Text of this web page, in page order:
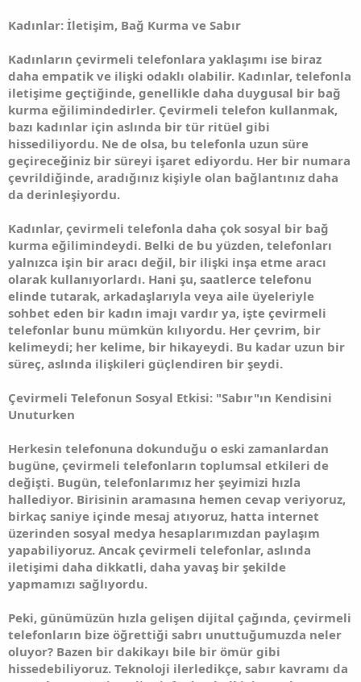
Kadınlar: İletişim, Bağ Kurma ve Sabır
Kadınların çevirmeli telefonlara yaklaşımı ise biraz
daha empatik ve ilişki odaklı olabilir. Kadınlar, telefonla
iletişime geçtiğinde, genellikle daha duygusal bir bağ
kurma eğilimindedirler. Çevirmeli telefon kullanmak,
bazı kadınlar için aslında bir tür ritüel gibi
hissediliyordu. Ne de olsa, bu telefonla uzun süre
geçireceğiniz bir süreyi işaret ediyordu. Her bir numara
çevrildiğinde, aradığınız kişiyle olan bağlantınız daha
da derinleşiyordu.
Kadınlar, çevirmeli telefonla daha çok sosyal bir bağ
kurma eğilimindeydi. Belki de bu yüzden, telefonları
yalnızca işin bir aracı değil, bir ilişki inşa etme aracı
olarak kullanıyorlardı. Hani şu, saatlerce telefonu
elinde tutarak, arkadaşlarıyla veya aile üyeleriyle
sohbet eden bir kadın imajı vardır ya, işte çevirmeli
telefonlar bunu mümkün kılıyordu. Her çevrim, bir
kelimeydi; her kelime, bir hikayeydi. Bu kadar uzun bir
süreç, aslında ilişkileri güçlendiren bir şeydi.
Çevirmeli Telefonun Sosyal Etkisi: "Sabır"ın Kendisini
Unuturken
Herkesin telefonuna dokunduğu o eski zamanlardan
bugüne, çevirmeli telefonların toplumsal etkileri de
değişti. Bugün, telefonlarımız her şeyimizi hızla
hallediyor. Birisinin aramasına hemen cevap veriyoruz,
birkaç saniye içinde mesaj atıyoruz, hatta internet
üzerinden sosyal medya hesaplarımızdan paylaşım
yapabiliyoruz. Ancak çevirmeli telefonlar, aslında
iletişimi daha dikkatli, daha yavaş bir şekilde
yapmamızı sağlıyordu.
Peki, günümüzün hızla gelişen dijital çağında, çevirmeli
telefonların bize öğrettiği sabrı unuttuğumuzda neler
oluyor? Bazen bir dakikayı bile bir ömür gibi
hissedebiliyoruz. Teknoloji ilerledikçe, sabır kavramı da